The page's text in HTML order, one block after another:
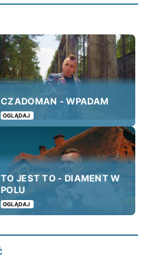
CZADOMAN - WPADAM
OGLĄDAJ
TO JEST TO - DIAMENT W
POLU
OGLĄDAJ